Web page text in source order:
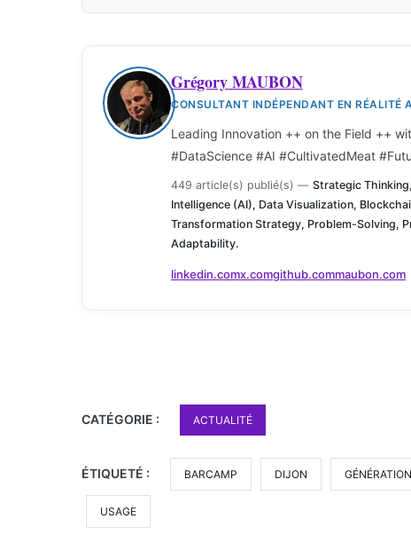
Grégory MAUBON
CONSULTANT INDÉPENDANT EN RÉALITÉ
Leading Innovation ++ on the Field ++
#DataScience #AI #CultivatedMeat
449 article(s) publié(s) — Strategic
Intelligence (AI), Data Visualization,
Transformation Strategy, Problem-Solving,
Adaptability.
linkedin.comx.comgithub.commaubon.com
CATÉGORIE : ACTUALITÉ
ÉTIQUETÉ : BARCAMP DIJON GÉNÉRATION
USAGE